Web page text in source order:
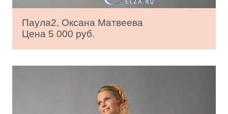
Паула2, Оксана Матвеева
Цена 5 000 руб.